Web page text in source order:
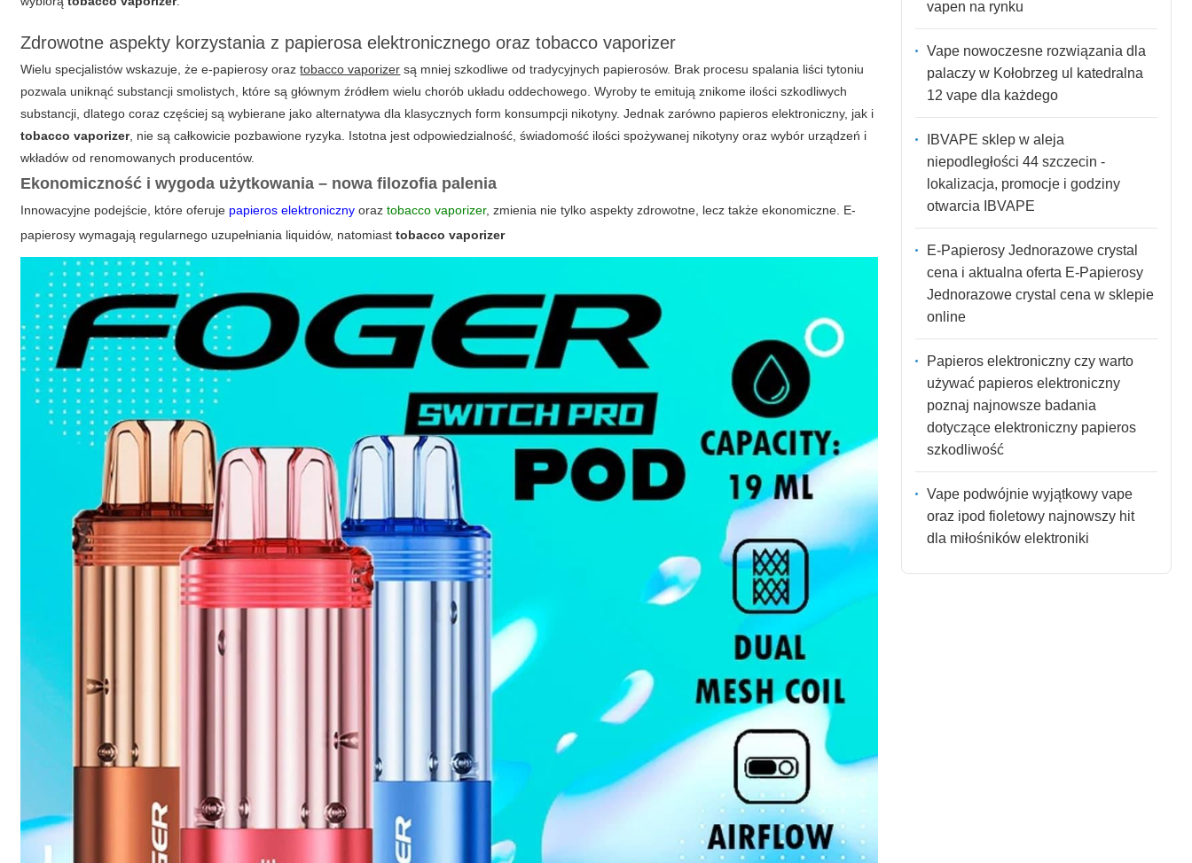
Zdrowotne aspekty korzystania z papierosa elektronicznego oraz tobacco vaporizer
Wielu specjalistów wskazuje, że e-papierosy oraztobacco vaporizer są mniej szkodliwe od tradycyjnych papierosów. Brak procesu spalania liści tytoniu
pozwala uniknąć substancji smolistych, które są głównym źródłem wielu chorób układu oddechowego. Wyroby te emitują znikome ilości szkodliwych
substancji, dlatego coraz częściej są wybierane jako alternatywa dla klasycznych form konsumpcji nikotyny. Jednak zarówno papieros elektroniczny, jak i
tobacco vaporizer, nie są całkowicie pozbawione ryzyka. Istotna jest odpowiedzialność, świadomość ilości spożywanej nikotyny oraz wybór urządzeń i
wkładów od renomowanych producentów.
Ekonomiczność i wygoda użytkowania – nowa filozofia palenia
Innowacyjne podejście, które oferuje papieros elektroniczny oraztobacco vaporizer, zmienia nie tylko aspekty zdrowotne, lecz także ekonomiczne. E-
papierosy wymagają regularnego uzupełniania liquidów, natomiasttobacco vaporizer
vapen na rynku
Vape nowoczesne rozwiązania dla
palaczy w Kołobrzeg ul katedralna
12 vape dla każdego
IBVAPE sklep w aleja
niepodległości 44 szczecin -
lokalizacja, promocje i godziny
otwarcia IBVAPE
E-Papierosy Jednorazowe crystal
cena i aktualna oferta E-Papierosy
Jednorazowe crystal cena w sklepie
online
Papieros elektroniczny czy warto
używać papieros elektroniczny
poznaj najnowsze badania
dotyczące elektroniczny papieros
szkodliwość
Vape podwójnie wyjątkowy vape
oraz ipod fioletowy najnowszy hit
dla miłośników elektroniki